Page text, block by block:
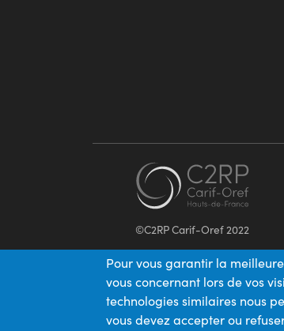
©C2RP Carif-Oref 2022
Pour vous garantir la
vous concernant lors de vos
technologies similaires nous
vous devez accepter ou